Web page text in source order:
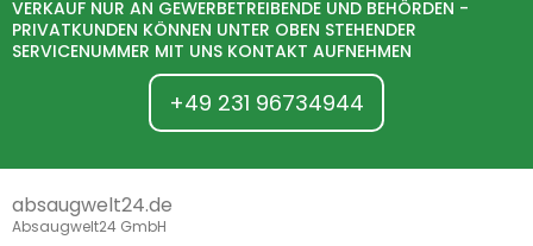
VERKAUF NUR AN GEWERBETREIBENDE UND BEHÖRDEN -
PRIVATKUNDEN KÖNNEN UNTER OBEN STEHENDER
SERVICENUMMER MIT UNS KONTAKT AUFNEHMEN
+49 231 96734944
absaugwelt24.de
Absaugwelt24 GmbH